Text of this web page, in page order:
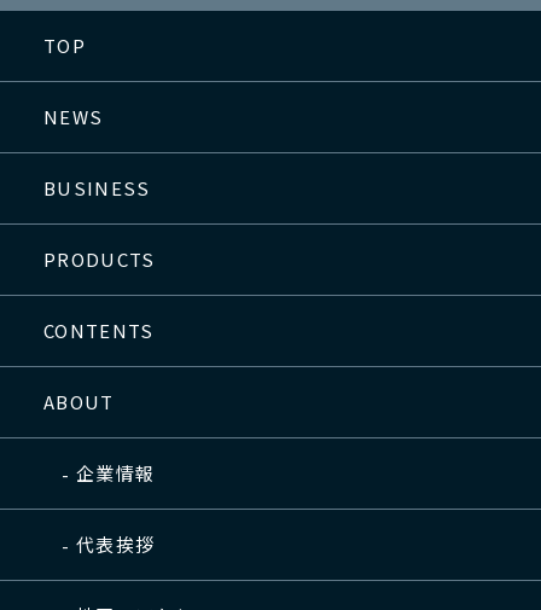
TOP
NEWS
BUSINESS
PRODUCTS
CONTENTS
ABOUT
企業情報
代表挨拶